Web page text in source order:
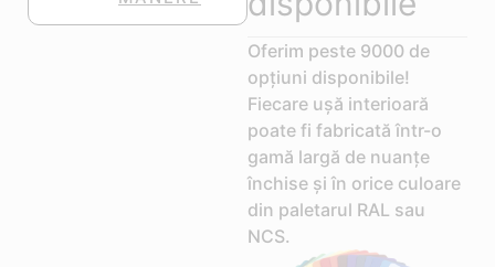
Oferim peste 9000 de
opțiuni disponibile!
Fiecare ușă interioară
poate fi fabricată într-o
gamă largă de nuanțe
închise și în orice culoare
din paletarul RAL sau
NCS.